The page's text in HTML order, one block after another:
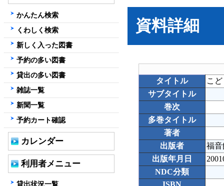
資料詳細
タイトル
こ
サブタイトル
巻次
多巻タイトル
著者
出版者
福
出版年月日
NDC分類
ISBN
かんたん検索
くわしく検索
新しく入った図書
予約の多い図書
貸出の多い図書
雑誌一覧
新聞一覧
予約カート確認
カレンダー
利用者メニュー
貸出状況一覧